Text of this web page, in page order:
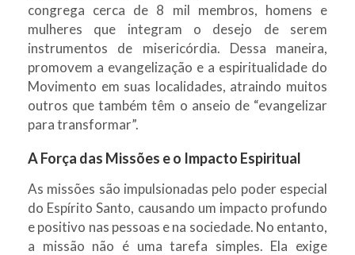
congrega cerca de 8 mil membros, homens e
mulheres que integram o desejo de serem
instrumentos de misericórdia. Dessa maneira,
promovem a evangelização e a espiritualidade do
Movimento em suas localidades, atraindo muitos
outros que também têm o anseio de “evangelizar
para transformar”.
A Força das Missões e o Impacto Espiritual
As missões são impulsionadas pelo poder especial
do Espírito Santo, causando um impacto profundo
e positivo nas pessoas e na sociedade. No entanto,
a missão não é uma tarefa simples. Ela exige